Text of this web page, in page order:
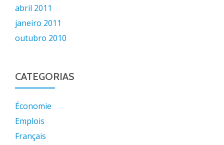
abril 2011
janeiro 2011
outubro 2010
CATEGORIAS
Économie
Emplois
Français